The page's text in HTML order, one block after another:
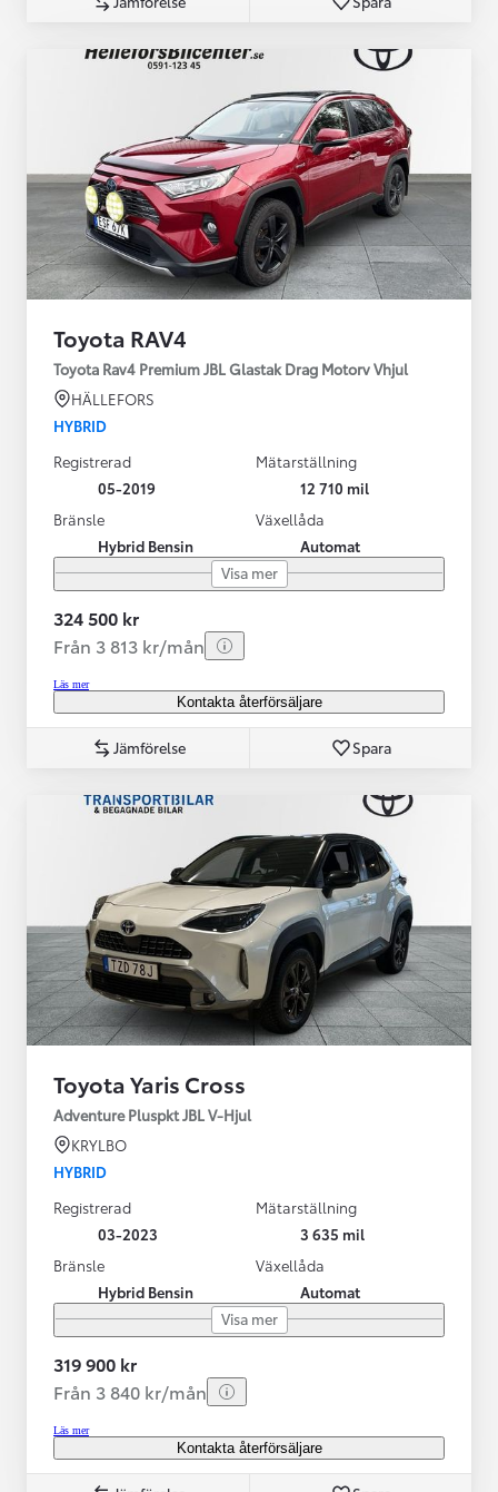
Toyota RAV4
Toyota Rav4 Premium JBL Glastak Drag Motorv Vhjul
HÄLLEFORS
HYBRID
Registrerad
05-2019
Mätarställning
12 710 mil
Bränsle
Hybrid Bensin
Växellåda
Automat
Visa mer
324 500 kr
Från 3 813 kr/mån
Läs mer
Kontakta återförsäljare
Jämförelse Spara
Toyota Yaris Cross
Adventure Pluspkt JBL V-Hjul
KRYLBO
HYBRID
Registrerad
03-2023
Mätarställning
3 635 mil
Bränsle
Hybrid Bensin
Växellåda
Automat
Visa mer
319 900 kr
Från 3 840 kr/mån
Läs mer
Kontakta återförsäljare